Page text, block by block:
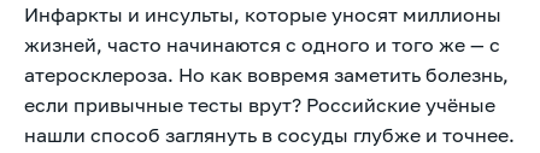
Инфаркты и инсульты, которые уносят миллионы
жизней, часто начинаются с одного и того же — с
атеросклероза. Но как вовремя заметить болезнь,
если привычные тесты врут? Российские учёные
нашли способ заглянуть в сосуды глубже и точнее.